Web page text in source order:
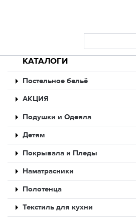
КАТАЛОГИ
Постельное бельё
АКЦИЯ
Подушки и Одеяла
Детям
Покрывала и Пледы
Наматрасники
Полотенца
Текстиль для кухни